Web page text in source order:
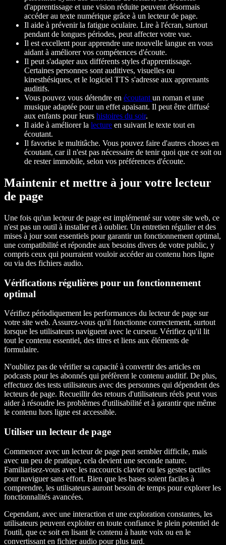
d'apprentissage et une vision réduite peuvent désormais
accéder au texte numérique grâce à un lecteur de page.
Il aide à prévenir la fatigue oculaire. Lire à l'écran, surtout
pendant de longues périodes, peut affecter votre vue.
Il est excellent pour apprendre une nouvelle langue en vous
aidant à améliorer vos compétences d'écoute.
Il peut s'adapter aux différents styles d'apprentissage.
Certaines personnes sont auditives, visuelles ou
kinesthésiques, et le logiciel TTS s'adresse aux apprenants
auditifs.
Vous pouvez vous détendre en écoutant un roman et une
musique adaptée pour un effet apaisant. Il peut être diffusé
aux enfants pour leurs histoires du soir.
Il aide à améliorer la lecture en suivant le texte tout en
écoutant.
Il favorise le multitâche. Vous pouvez faire d'autres choses en
écoutant, car il n'est pas nécessaire de tenir quoi que ce soit ou
de rester immobile, selon vos préférences d'écoute.
Maintenir et mettre à jour votre lecteur
de page
Une fois qu'un lecteur de page est implémenté sur votre site web, ce
n'est pas un outil à installer et à oublier. Un entretien régulier et des
mises à jour sont essentiels pour garantir un fonctionnement optimal,
une compatibilité et répondre aux besoins divers de votre public, y
compris ceux qui pourraient vouloir accéder au contenu hors ligne
ou via des fichiers audio.
Vérifications régulières pour un fonctionnement
optimal
Vérifiez périodiquement les performances du lecteur de page sur
votre site web. Assurez-vous qu'il fonctionne correctement, surtout
lorsque les utilisateurs naviguent avec le curseur. Vérifiez qu'il lit
tout le contenu essentiel, des titres et liens aux éléments de
formulaire.
N'oubliez pas de vérifier sa capacité à convertir des articles en
podcasts pour les abonnés qui préfèrent le contenu auditif. De plus,
effectuez des tests utilisateurs avec des personnes qui dépendent des
lecteurs de page. Recueillir des retours d'utilisateurs réels peut vous
aider à résoudre les problèmes d'utilisabilité et à garantir que même
le contenu hors ligne est accessible.
Utiliser un lecteur de page
Commencer avec un lecteur de page peut sembler difficile, mais
avec un peu de pratique, cela devient une seconde nature.
Familiarisez-vous avec les raccourcis clavier ou les gestes tactiles
pour naviguer sans effort. Bien que les bases soient faciles à
comprendre, les utilisateurs auront besoin de temps pour explorer les
fonctionnalités avancées.
Cependant, avec une interaction et une exploration constantes, les
utilisateurs peuvent exploiter en toute confiance le plein potentiel de
l'outil, que ce soit en lisant le contenu à haute voix ou en le
convertissant en fichier audio pour plus tard.